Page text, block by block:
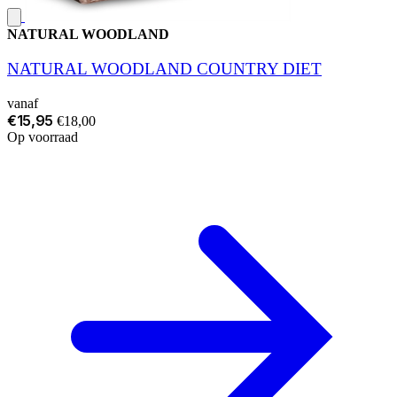
NATURAL WOODLAND
NATURAL WOODLAND COUNTRY DIET
vanaf
€15,95 €18,00
Op voorraad